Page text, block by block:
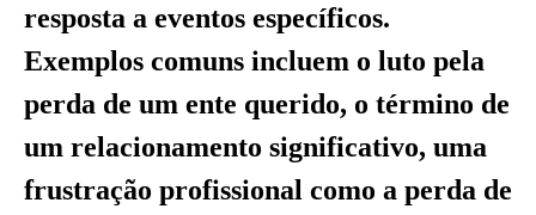
resposta a eventos específicos.
Exemplos comuns incluem o luto pela
perda de um ente querido, o término de
um relacionamento significativo, uma
frustração profissional como a perda de